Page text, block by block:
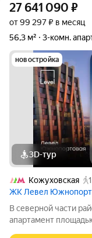
27 641 090 ₽
от 99 297 ₽ в месяц
56,3 м²
3-комн.
новостройка
3D-тур
Кожуховская
ЖК Левел
В северной части
апартамент